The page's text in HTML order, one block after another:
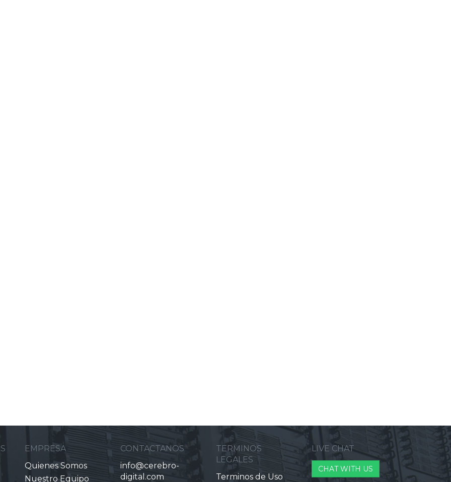
EMPRESA
Quienes Somos
Nuestro Equipo
CONTACTANOS
info@cerebro-
digital.com
TERMINOS
LEGALES
Terminos de Uso
LIVE CHAT
CHAT WITH US